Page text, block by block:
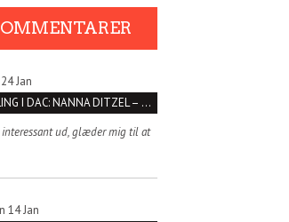
Jan
NY UDSTILLING I DAC: NANNA DITZEL – SÆT KROPPEN FRI
interessant ud, glæder mig til at
14 Jan